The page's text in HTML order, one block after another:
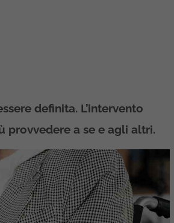
definita. L’intervento
a se e agli altri.